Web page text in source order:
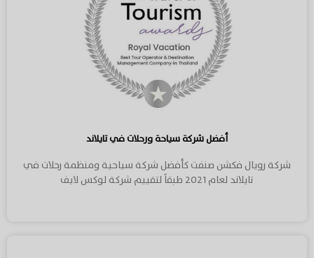
أفضل شركة سياحة ورحلات في تايلاند
شركة رويال فكشن صنفت كأفضل شركة سياحية ومنظمة رحلات في
تايلاند لعام 2021 طبقاً لتقييم شركة لوكس لايف